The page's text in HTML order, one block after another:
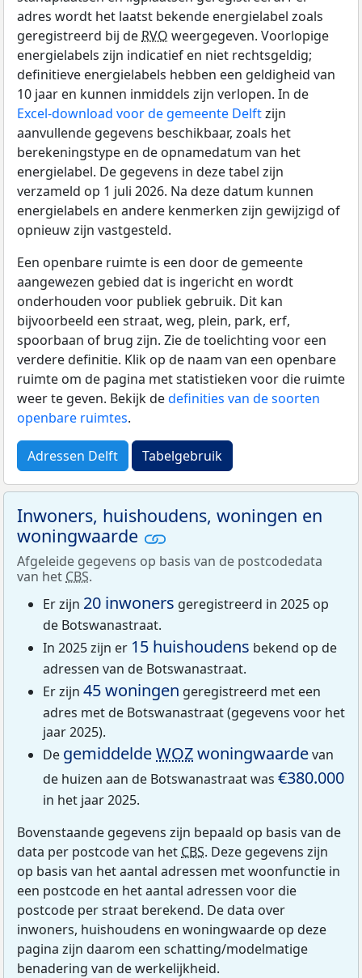
adres wordt het laatst bekende energielabel zoals
geregistreerd bij de RVO weergegeven. Voorlopige
energielabels zijn indicatief en niet rechtsgeldig;
definitieve energielabels hebben een geldigheid van
10 jaar en kunnen inmiddels zijn verlopen. In de
Excel-download voor de gemeente Delftzijn
aanvullende gegevens beschikbaar, zoals het
berekeningstype en de opnamedatum van het
energielabel. De gegevens in deze tabel zijn
verzameld op 1 juli 2026. Na deze datum kunnen
energielabels en andere kenmerken zijn gewijzigd of
opnieuw zijn vastgesteld.
Een openbare ruimte is een door de gemeente
aangewezen gebied dat is ingericht en wordt
onderhouden voor publiek gebruik. Dit kan
bijvoorbeeld een straat, weg, plein, park, erf,
spoorbaan of brug zijn. Zie de toelichting voor een
verdere definitie. Klik op de naam van een openbare
ruimte om de pagina met statistieken voor die ruimte
weer te geven. Bekijk dedefinities van de soorten
openbare ruimtes.
Adressen Delft Tabelgebruik
Inwoners, huishoudens, woningen en
woningwaarde
Afgeleide gegevens op basis van de postcodedata
van het CBS.
Er zijn 20 inwoners geregistreerd in 2025 op
de Botswanastraat.
In 2025 zijn er 15 huishoudens bekend op de
adressen van de Botswanastraat.
Er zijn 45 woningen geregistreerd met een
adres met de Botswanastraat (gegevens voor het
jaar 2025).
De gemiddeldeWOZwoningwaardevan
de huizen aan de Botswanastraat was €380.000
in het jaar 2025.
Bovenstaande gegevens zijn bepaald op basis van de
data per postcode van het CBS. Deze gegevens zijn
op basis van het aantal adressen met woonfunctie in
een postcode en het aantal adressen voor die
postcode per straat berekend. De data over
inwoners, huishoudens en woningwaarde op deze
pagina zijn daarom een schatting/modelmatige
benadering van de werkelijkheid.